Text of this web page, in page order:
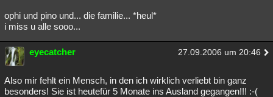
ophi und pino und... die familie... *heul*
i miss u alle sooo...
eyecatcher 27.09.2006 um 20:46
Also mir fehlt ein Mensch, in den ich wirklich verliebt bin ganz
besonders! Sie ist heutefür 5 Monate ins Ausland gegangen!!! :-(